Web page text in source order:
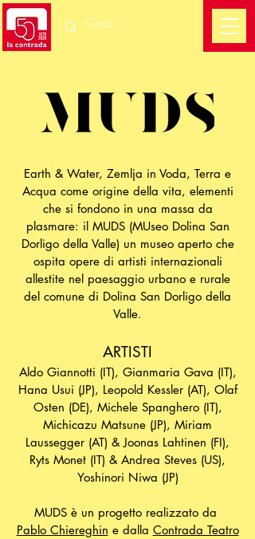
Earth & Water, Zemlja in Voda, Terra e
Acqua come origine della vita, elementi
che si fondono in una massa da
plasmare: il MUDS (MUseo Dolina San
Dorligo della Valle) un museo aperto che
ospita opere di artisti internazionali
allestite nel paesaggio urbano e rurale
del comune di Dolina San Dorligo della
Valle.
ARTISTI
Aldo Giannotti (IT), Gianmaria Gava (IT),
Hana Usui (JP), Leopold Kessler (AT), Olaf
Osten (DE), Michele Spanghero (IT),
Michicazu Matsune (JP), Miriam
Laussegger (AT) & Joonas Lahtinen (FI),
Ryts Monet (IT) & Andrea Steves (US),
Yoshinori Niwa (JP)
MUDS è un progetto realizzato da
Pablo Chiereghin e dalla Contrada Teatro